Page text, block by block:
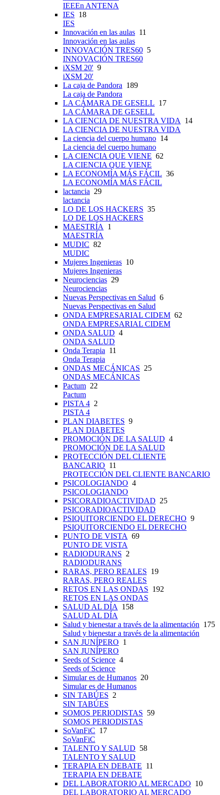
IEEEn ANTENA
IES 18
IES
Innovación en las aulas 11
Innovación en las aulas
INNOVACIÓN TRES60 5
INNOVACIÓN TRES60
iXSM 20' 9
iXSM 20'
La caja de Pandora 189
La caja de Pandora
LA CÁMARA DE GESELL 17
LA CÁMARA DE GESELL
LA CIENCIA DE NUESTRA VIDA
14
LA CIENCIA DE NUESTRA VIDA
La ciencia del cuerpo humano 14
La ciencia del cuerpo humano
LA CIENCIA QUE VIENE 62
LA CIENCIA QUE VIENE
LA ECONOMÍA MÁS FÁCIL 36
LA ECONOMÍA MÁS FÁCIL
lactancia 29
lactancia
LO DE LOS HACKERS 35
LO DE LOS HACKERS
MAESTRÍA
1
MAESTRÍA
MUDIC 82
MUDIC
Mujeres Ingenieras 10
Mujeres Ingenieras
Neurociencias 29
Neurociencias
Nuevas Perspectivas en Salud 6
Nuevas Perspectivas en Salud
ONDA EMPRESARIAL CIDEM 62
ONDA EMPRESARIAL CIDEM
ONDA SALUD 4
ONDA SALUD
Onda Terapia 11
Onda Terapia
ONDAS MECÁNICAS 25
ONDAS MECÁNICAS
Pactum 22
Pactum
PISTA 4 2
PISTA 4
PLAN DIABETES 9
PLAN DIABETES
PROMOCIÓN DE LA SALUD 4
PROMOCIÓN DE LA SALUD
PROTECCIÓN DEL CLIENTE
BANCARIO 11
PROTECCIÓN DEL CLIENTE BANCARIO
PSICOLOGIANDO 4
PSICOLOGIANDO
PSICORADIOACTIVIDAD 25
PSICORADIOACTIVIDAD
PSIQUITORCIENDO EL DERECHO 9
PSIQUITORCIENDO EL DERECHO
PUNTO DE VISTA 69
PUNTO DE VISTA
RADIODURANS 2
RADIODURANS
RARAS, PERO REALES 19
RARAS, PERO REALES
RETOS EN LAS ONDAS 192
RETOS EN LAS ONDAS
SALUD AL DÍA
158
SALUD AL DÍA
Salud y bienestar a través de la alimentación 175
Salud y bienestar a través de la alimentación
SAN JUNÍPERO 1
SAN JUNÍPERO
Seeds of Science 4
Seeds of Science
Simular es de Humanos 20
Simular es de Humanos
SIN TABÚES 2
SIN TABÚES
SOMOS PERIODISTAS 59
SOMOS PERIODISTAS
SoVanFiC 17
SoVanFiC
TALENTO Y SALUD 58
TALENTO Y SALUD
TERAPIA EN DEBATE 11
TERAPIA EN DEBATE
DEL LABORATORIO AL MERCADO 10
DEL LABORATORIO AL MERCADO